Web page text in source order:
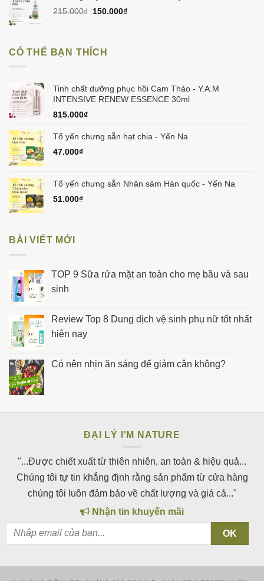
550.000₫.
215.000₫ Giá
150.000₫Giá
CÓ THỂ BẠN THÍCH
Tinh chất dưỡng phục hồi Cam Thảo - Y.A.M
INTENSIVE RENEW ESSENCE 30ml
815.000₫
Tổ yến chưng sẵn hạt chia - Yến Na
47.000₫
Tổ yến chưng sẵn Nhân sâm Hàn quốc - Yến Na
51.000₫
BÀI VIẾT MỚI
TOP 9 Sữa rửa mặt an toàn cho mẹ bầu và sau
sinh
Review Top 8 Dung dịch vệ sinh phụ nữ tốt nhất
hiện nay
Có nên nhịn ăn sáng để giảm cân không?
ĐẠI LÝ I'M NATURE
"...Được chiết xuất từ thiên nhiên, an toàn & hiệu quả...
Chúng tôi tự tin khẳng định rằng sản phẩm từ cửa hàng
chúng tôi luôn đảm bảo về chất lượng và giá cả..."
Nhận tin khuyến mãi